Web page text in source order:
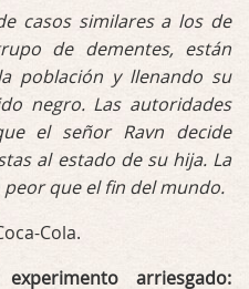
casos similares a los de
de dementes, están
población y llenando su
negro. Las autoridades
el señor Ravn decide
al estado de su hija. La
que el fin del mundo.
Cola.
arriesgado: